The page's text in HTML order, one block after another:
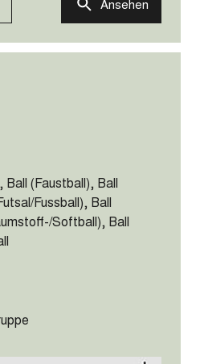
Ansehen
(Faustball), Ball
Fussball), Ball
Softball), Ball